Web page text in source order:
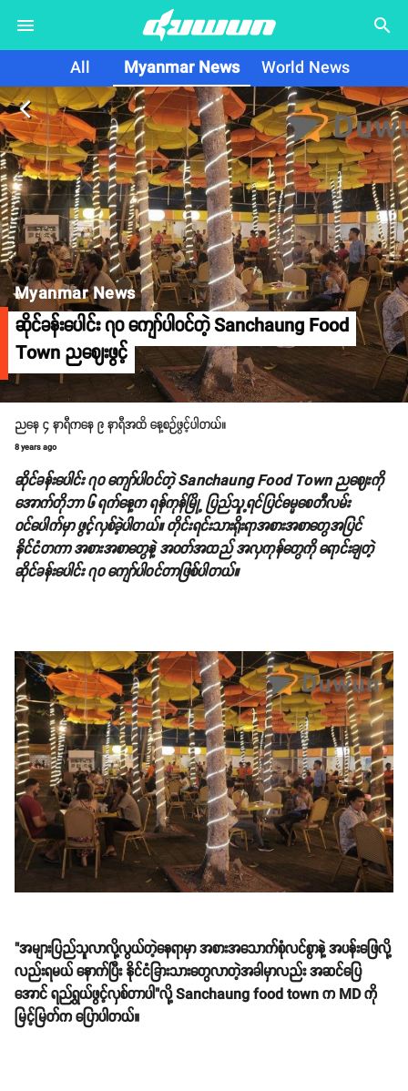
search
All Myanmar News World News
arrow_back_ios
Myanmar News
ဆိုင်ခန်းပေါင်း ၇၀ ကျော်ပါဝင်တဲ့ Sanchaung Food
Town ညဈေးဖွင့်
ညနေ ၄ နာရီကနေ ၉ နာရီအထိ နေ့စဉ်ဖွင့်ပါတယ်။
8 years ago
ဆိုင်ခန်းပေါင်း ၇၀ ကျော်ပါဝင်တဲ့ Sanchaung Food Town ညဈေးကို
အောက်တိုဘာ ၆ ရက်နေ့က ရန်ကုန်မြို့ ပြည်သူ့ရင်ပြင်ဓမ္မစေတီလမ်း
ဝင်ပေါက်မှာ ဖွင့်လှစ်ခဲ့ပါတယ်။ တိုင်းရင်းသားရိုးရာအစားအစာတွေအပြင်
နိုင်ငံတကာ အစားအစာတွေနဲ့ အဝတ်အထည် အလှကုန်တွေကို ရောင်းချတဲ့
ဆိုင်ခန်းပေါင်း ၇၀ ကျော်ပါဝင်တာဖြစ်ပါတယ်။
"အများပြည်သူလာလို့လွယ်တဲ့နေရာမှာ အစားအသောက်စုံလင်စွာနဲ့ အပန်းဖြေလို့
လည်းရမယ် နောက်ပြီး နိုင်ငံခြားသားတွေလာတဲ့အခါမှာလည်း အဆင်ပြေ
အောင် ရည်ရွယ်ဖွင့်လှစ်တာပါ"လို့ Sanchaung food town က MD ကို
မြင့်မြတ်က ပြောပါတယ်။